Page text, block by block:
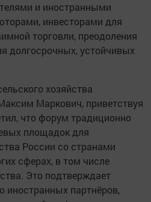
и иностранными
инвесторами для
торговли, преодоления
долгосрочных, устойчивых
хозяйства
Маркович, приветствуя
что форум традиционно
площадок для
России со странами
сферах, в том числе
Это подтверждает
иностранных партнёров,